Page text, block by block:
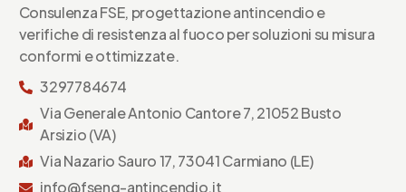
Consulenza FSE, progettazione antincendio e
verifiche di resistenza al fuoco per soluzioni su misura
conformi e ottimizzate.
3297784674
Via Generale Antonio Cantore 7, 21052 Busto
Arsizio (VA)
Via Nazario Sauro 17, 73041 Carmiano (LE)
info@fseng-antincendio.it